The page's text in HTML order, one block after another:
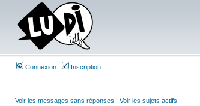
Connexion Inscription
Voir les messages sans réponses | Voir les sujets actifs